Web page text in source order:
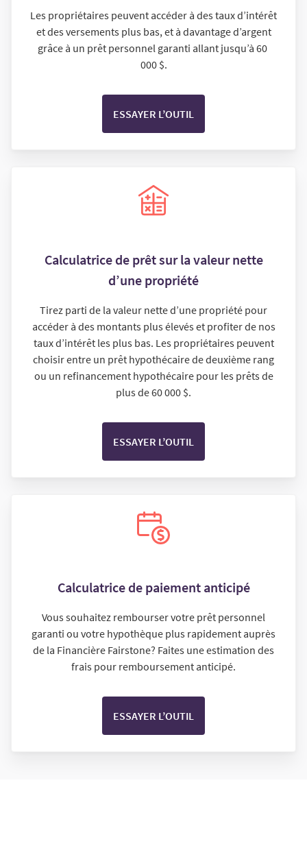
Les propriétaires peuvent accéder à des taux d’intérêt
et des versements plus bas, et à davantage d’argent
grâce à un prêt personnel garanti allant jusqu’à 60
000 $.
ESSAYER L’OUTIL
Calculatrice de prêt sur la valeur nette
d’une propriété
Tirez parti de la valeur nette d’une propriété pour
accéder à des montants plus élevés et profiter de nos
taux d’intérêt les plus bas. Les propriétaires peuvent
choisir entre un prêt hypothécaire de deuxième rang
ou un refinancement hypothécaire pour les prêts de
plus de 60 000 $.
ESSAYER L’OUTIL
Calculatrice de paiement anticipé
Vous souhaitez rembourser votre prêt personnel
garanti ou votre hypothèque plus rapidement auprès
de la Financière Fairstone? Faites une estimation des
frais pour remboursement anticipé.
ESSAYER L’OUTIL